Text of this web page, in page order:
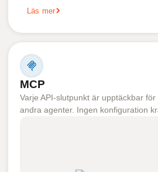
Läs mer
MCP
Varje API-slutpunkt är upptäckbar
andra agenter. Ingen konfiguration